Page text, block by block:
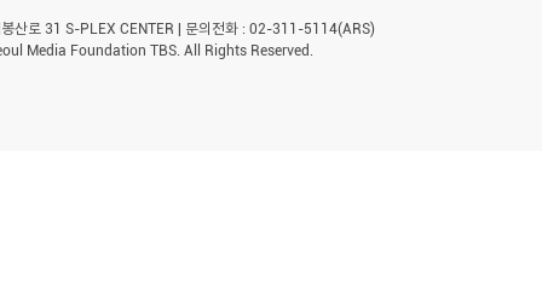
산로 31 S-PLEX CENTER | 문의전화 : 02-311-5114(ARS)
Media Foundation TBS. All Rights Reserved.